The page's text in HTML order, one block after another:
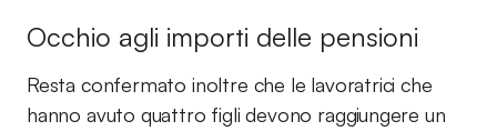
Occhio agli importi delle pensioni
Resta confermato inoltre che le lavoratrici che
hanno avuto quattro figli devono raggiungere un